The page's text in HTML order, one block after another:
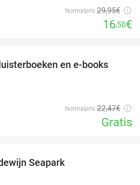
Normalpris 29,95€
16,50€
en e-books
Normalpris 22,47€
Gratis
Seapark